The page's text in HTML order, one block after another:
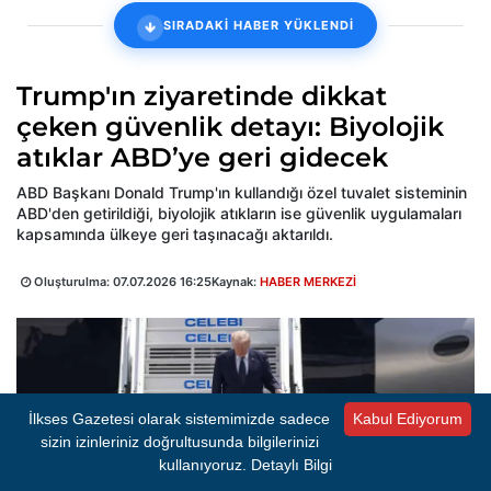
SIRADAKİ HABER YÜKLENDİ
Trump'ın ziyaretinde dikkat
çeken güvenlik detayı: Biyolojik
atıklar ABD’ye geri gidecek
ABD Başkanı Donald Trump'ın kullandığı özel tuvalet sisteminin
ABD'den getirildiği, biyolojik atıkların ise güvenlik uygulamaları
kapsamında ülkeye geri taşınacağı aktarıldı.
Oluşturulma: 07.07.2026 16:25Kaynak: HABER MERKEZİ
Kabul Ediyorum
İlkses Gazetesi olarak sistemimizde sadece
sizin izinleriniz doğrultusunda bilgilerinizi
kullanıyoruz. Detaylı Bilgi